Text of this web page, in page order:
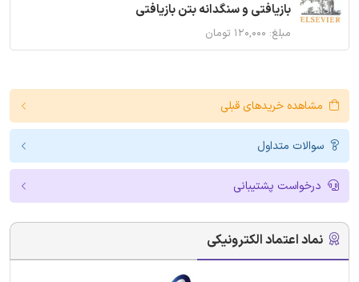
بازیافتی و سنگدانه بتن بازیافتی
مبلغ: ۱۲۰,۰۰۰ تومان
مشاهده خریدهای قبلی
سوالات متداول
درخواست پشتیبانی
نماد اعتماد الکترونیکی